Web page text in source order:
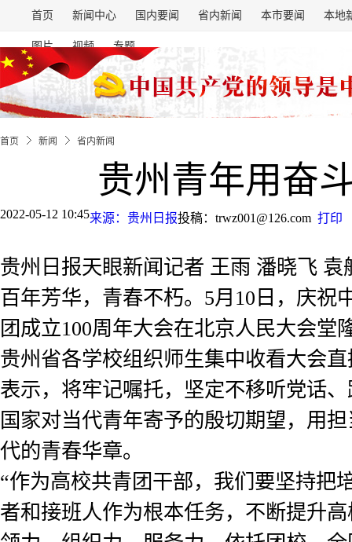
首页 新闻中心 国内要闻 省内新闻 本市要闻 本地
图片 视频 专题
首页 新闻 省内新闻
贵州青年用奋
2022-05-12 10:45来源：贵州日报投稿：trwz001@126.com 打印
贵州日报天眼新闻记者 王雨 潘晓飞 袁
百年芳华，青春不朽。5月10日，庆祝
团成立100周年大会在北京人民大会堂
贵州省各学校组织师生集中收看大会
表示，将牢记嘱托，坚定不移听党话
国家对当代青年寄予的殷切期望，用
代的青春华章。
“作为高校共青团干部，我们要坚持把
者和接班人作为根本任务，不断提升